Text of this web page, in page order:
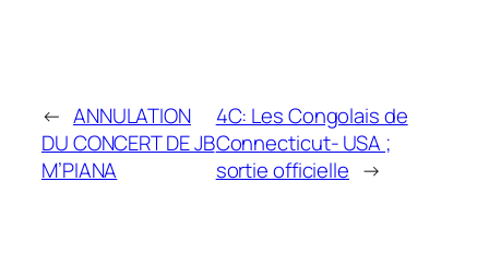
← ANNULATION
DU CONCERT DE JB
M’PIANA
4C: Les Congolais de
Connecticut- USA ;
sortie officielle →